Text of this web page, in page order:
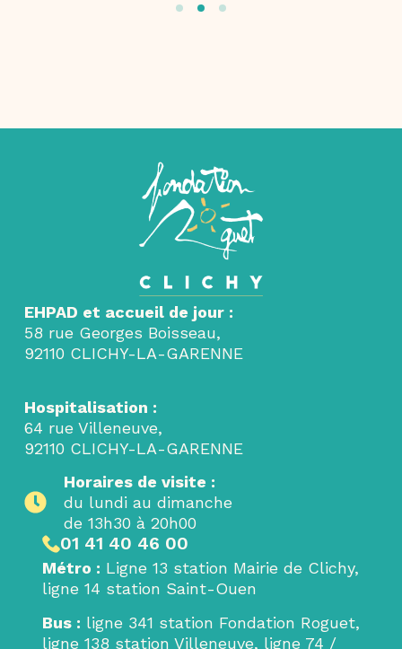
EHPAD et accueil de jour :
58 rue Georges Boisseau,
92110 CLICHY-LA-GARENNE
Hospitalisation :
64 rue Villeneuve,
92110 CLICHY-LA-GARENNE
Horaires de visite :
du lundi au dimanche
de 13h30 à 20h00
Métro : Ligne 13 station Mairie de Clichy,
ligne 14 station Saint-Ouen
Bus: ligne 341 station Fondation Roguet,
ligne 138 station Villeneuve, ligne 74 /
01 41 40 46 00